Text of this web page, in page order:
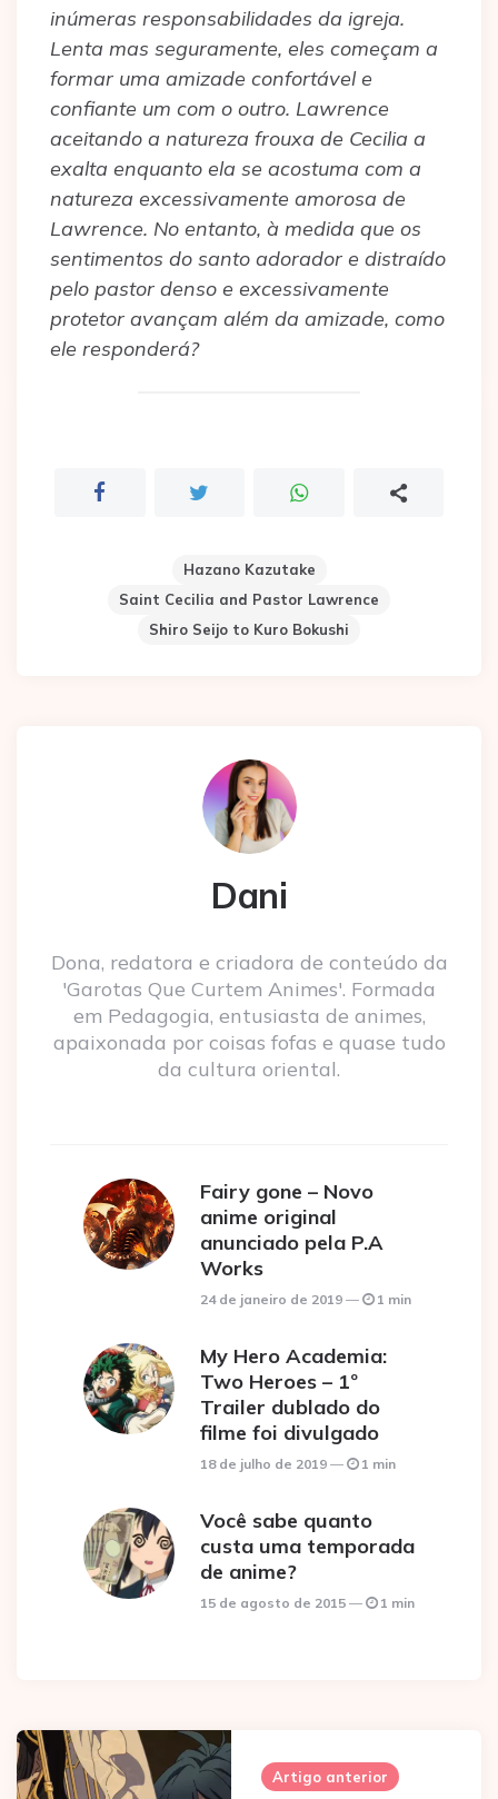
inúmeras responsabilidades da igreja.
Lenta mas seguramente, eles começam a
formar uma amizade confortável e
confiante um com o outro. Lawrence
aceitando a natureza frouxa de Cecilia a
exalta enquanto ela se acostuma com a
natureza excessivamente amorosa de
Lawrence. No entanto, à medida que os
sentimentos do santo adorador e distraído
pelo pastor denso e excessivamente
protetor avançam além da amizade, como
ele responderá?
Hazano Kazutake
Saint Cecilia and Pastor Lawrence
Shiro Seijo to Kuro Bokushi
Dani
Dona, redatora e criadora de conteúdo da
'Garotas Que Curtem Animes'. Formada
em Pedagogia, entusiasta de animes,
apaixonada por coisas fofas e quase tudo
da cultura oriental.
Fairy gone – Novo
anime original
anunciado pela P.A
Works
24 de janeiro de 2019 1 min
My Hero Academia:
Two Heroes – 1º
Trailer dublado do
filme foi divulgado
18 de julho de 2019 1 min
Você sabe quanto
custa uma temporada
de anime?
15 de agosto de 2015 1 min
Post
navigation
Artigo anterior